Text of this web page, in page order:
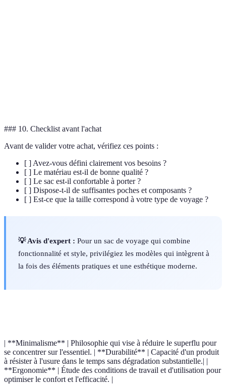
### 10. Checklist avant l'achat
Avant de valider votre achat, vérifiez ces points :
[ ] Avez-vous défini clairement vos besoins ?
[ ] Le matériau est-il de bonne qualité ?
[ ] Le sac est-il confortable à porter ?
[ ] Dispose-t-il de suffisantes poches et composants ?
[ ] Est-ce que la taille correspond à votre type de voyage ?
💡 Avis d'expert : Pour un sac de voyage qui combine
fonctionnalité et style, privilégiez les modèles qui intègrent à
la fois des éléments pratiques et une esthétique moderne.
| **Minimalisme** | Philosophie qui vise à réduire le superflu pour
se concentrer sur l'essentiel. | **Durabilité** | Capacité d'un produit
à résister à l'usure dans le temps sans dégradation substantielle.| |
**Ergonomie** | Étude des conditions de travail et d'utilisation pour
optimiser le confort et l'efficacité. |